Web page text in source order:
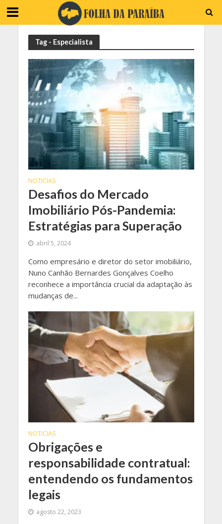
Tag - Especialista
NOTICIAS
Desafios do Mercado
Imobiliário Pós-Pandemia:
Estratégias para Superação
abril 5, 2024
Como empresário e diretor do setor imobiliário,
Nuno Canhão Bernardes Gonçalves Coelho
reconhece a importância crucial da adaptação às
mudanças de...
NOTICIAS
Obrigações e
responsabilidade contratual:
entendendo os fundamentos
legais
agosto 22, 2023